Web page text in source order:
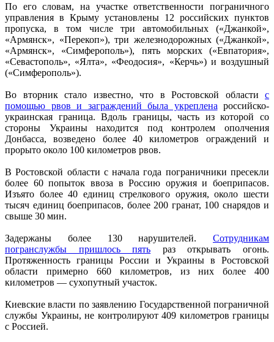
По его словам, на участке ответственности пограничного
управления в Крыму установлены 12 российских пунктов
пропуска, в том числе три автомобильных («Джанкой»,
«Армянск», «Перекоп»), три железнодорожных («Джанкой»,
«Армянск», «Симферополь»), пять морских («Евпатория»,
«Севастополь», «Ялта», «Феодосия», «Керчь») и воздушный
(«Симферополь»).
Во вторник стало известно, что в Ростовской области с
помощью рвов и заграждений была укреплена российско-
украинская граница. Вдоль границы, часть из которой со
стороны Украины находится под контролем ополчения
Донбасса, возведено более 40 километров ограждений и
прорыто около 100 километров рвов.
В Ростовской области с начала года пограничники пресекли
более 60 попыток ввоза в Россию оружия и боеприпасов.
Изъято более 40 единиц стрелкового оружия, около шести
тысяч единиц боеприпасов, более 200 гранат, 100 снарядов и
свыше 30 мин.
Задержаны более 130 нарушителей. Сотрудникам
погранслужбы пришлось пять раз открывать огонь.
Протяженность границы России и Украины в Ростовской
области примерно 660 километров, из них более 400
километров — сухопутный участок.
Киевские власти по заявлению Государственной пограничной
службы Украины, не контролируют 409 километров границы
с Россией.